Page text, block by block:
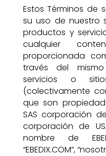
Estos Términos de
su uso de nuestro
productos y
cualquier
proporcionada
través del
servicios o
(colectivamente
que son propiedad
SAS corporación
corporación de
nombre de
“EBEDIX.COM”,